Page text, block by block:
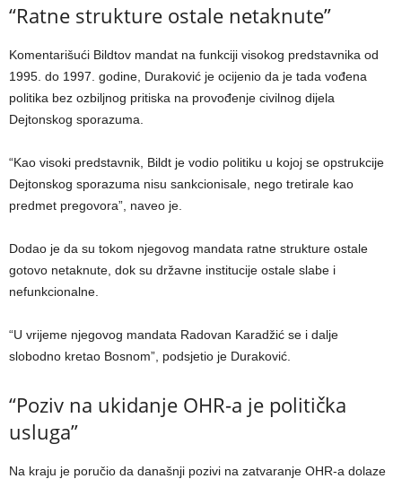
“Ratne strukture ostale netaknute”
Komentarišući Bildtov mandat na funkciji visokog predstavnika od
1995. do 1997. godine, Duraković je ocijenio da je tada vođena
politika bez ozbiljnog pritiska na provođenje civilnog dijela
Dejtonskog sporazuma.
“Kao visoki predstavnik, Bildt je vodio politiku u kojoj se opstrukcije
Dejtonskog sporazuma nisu sankcionisale, nego tretirale kao
predmet pregovora”, naveo je.
Dodao je da su tokom njegovog mandata ratne strukture ostale
gotovo netaknute, dok su državne institucije ostale slabe i
nefunkcionalne.
“U vrijeme njegovog mandata Radovan Karadžić se i dalje
slobodno kretao Bosnom”, podsjetio je Duraković.
“Poziv na ukidanje OHR-a je politička
usluga”
Na kraju je poručio da današnji pozivi na zatvaranje OHR-a dolaze